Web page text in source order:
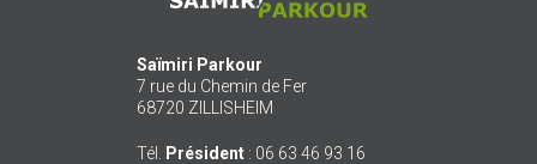
Saïmiri Parkour
7 rue du Chemin de Fer
68720 ZILLISHEIM
Tél. Président : 06 63 46 93 16